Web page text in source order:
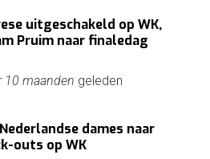
uitgeschakeld op WK,
Pruim naar finaledag
10 maanden geleden
dames naar
outs op WK